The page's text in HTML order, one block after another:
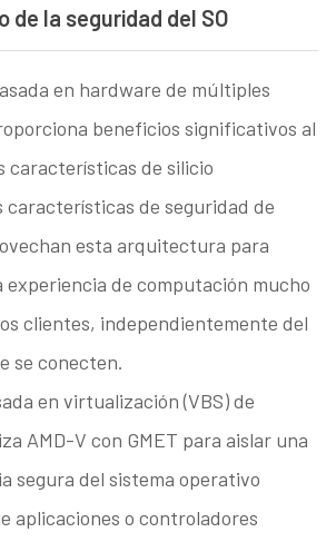
de la seguridad del SO
en hardware de múltiples
beneficios significativos al
características de silicio
características de seguridad de
esta arquitectura para
de computación mucho
clientes, independientemente del
se conecten.
en virtualización (VBS) de
AMD-V con GMET para aislar una
segura del sistema operativo
aplicaciones o controladores